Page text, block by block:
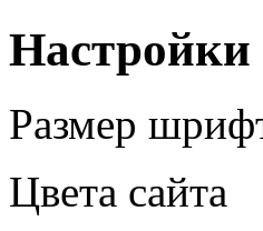
Настройки
Размер
Цвета сайта